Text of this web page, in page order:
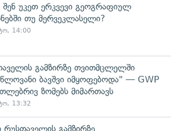
შენ უკეთ ერკვევი გეოგრაფიულ
თუ მერვეკლასელი?
14:00
გამზირზე თვითმცლელში
ბავშვი იმყოფებოდა" — GWP
ზომებს მიმართავს
13:32
რუსთაველის გამზირზე